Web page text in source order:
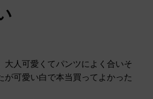
大人可愛くてパンツによく合いそ
が可愛い白で本当買ってよかった